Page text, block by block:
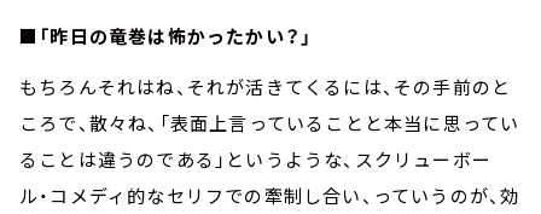
■「昨日の竜巻は怖かったかい？」
もちろんそれはね、それが活きてくるには、その手前のと
ころで、散々ね、「表面上言っていることと本当に思ってい
ることは違うのである」というような、スクリューボー
ル・コメディ的なセリフでの牽制し合い、っていうのが、効